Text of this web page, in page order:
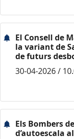
El Consell de
la variant de
de futurs
30-04-2026 /
Els Bombers
d’autoescala